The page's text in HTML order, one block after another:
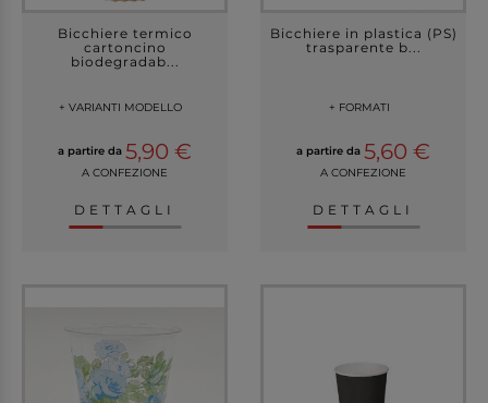
Bicchiere termico
cartoncino
biodegradab...
+ VARIANTI MODELLO
a partire da 5,90 €
A CONFEZIONE
DETTAGLI
Bicchiere in plastica (PS)
trasparente b...
+ FORMATI
a partire da 5,60 €
A CONFEZIONE
DETTAGLI